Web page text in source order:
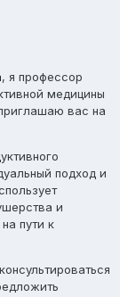
, я профессор
медицины
вас на
подход и
и
пути к